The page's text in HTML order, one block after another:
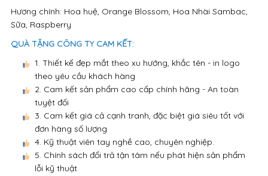
Hương chính: Hoa huệ, Orange Blossom, Hoa Nhài Sambac,
Sữa, Raspberry
QUÀ TẶNG CÔNG TY CAM KẾT:
1. Thiết kế đẹp mắt theo xu hướng, khắc tên - in logo
theo yêu cầu khách hàng
2. Cam kết sản phẩm cao cấp chính hãng - An toàn
tuyệt đối
3. Cam kết giá cả cạnh tranh, đặc biệt giá siêu tốt với
đơn hàng số lượng
4. Kỹ thuật viên tay nghề cao, chuyên nghiệp.
5. Chính sách đổi trả tận tâm nếu phát hiện sản phẩm
lỗi kỹ thuật